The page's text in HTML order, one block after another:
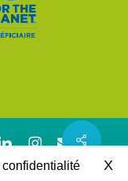
X
Share
instagram
email